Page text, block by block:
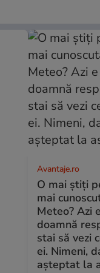
Avantaje.ro
O mai știți
mai
Meteo? Azi
doamnă
stai să vezi
ei. Nimeni,
așteptat la